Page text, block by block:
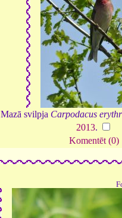
Mazā svilpja Carpodacus
2013.
Komentēt (0)